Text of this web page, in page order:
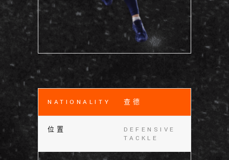
NATIONALITY 查德
位置
DEFENSIVE
TACKLE